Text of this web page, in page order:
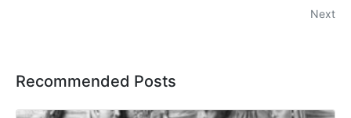
Next
Recommended Posts